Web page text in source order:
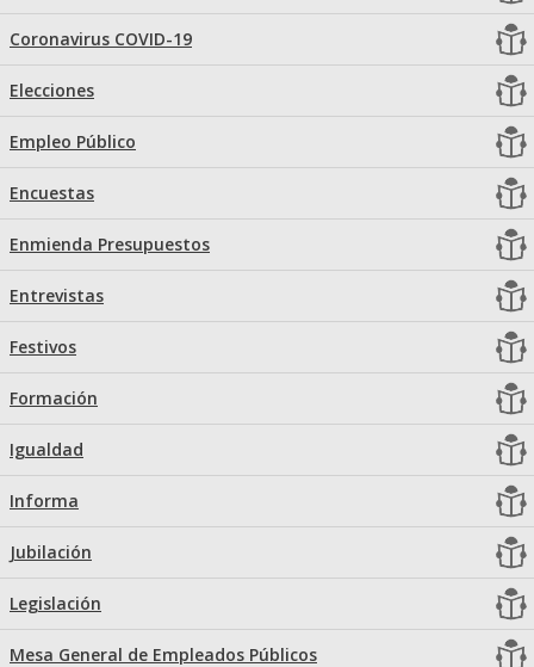
Coronavirus COVID-19
Elecciones
Empleo Público
Encuestas
Enmienda Presupuestos
Entrevistas
Festivos
Formación
Igualdad
Informa
Jubilación
Legislación
Mesa General de Empleados Públicos